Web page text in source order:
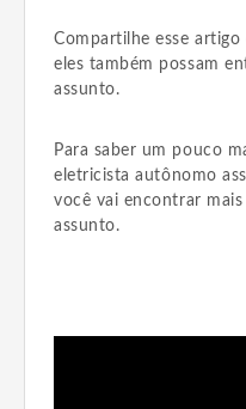
Compartilhe esse
eles também possam
assunto.
Para saber um pouco
eletricista autônomo
você vai encontrar
assunto.